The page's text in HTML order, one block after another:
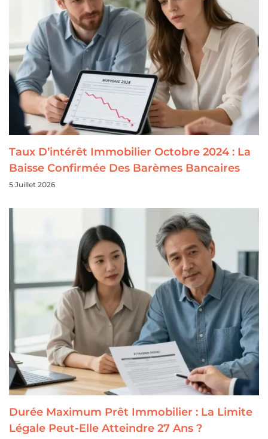
Taux D’intérêt Immobilier Octobre 2024 : La
Baisse Confirmée Des Barèmes Bancaires
5 Juillet 2026
Durée Maximum Prêt Immobilier : La Limite
Légale Peut-Elle Atteindre 27 Ans ?